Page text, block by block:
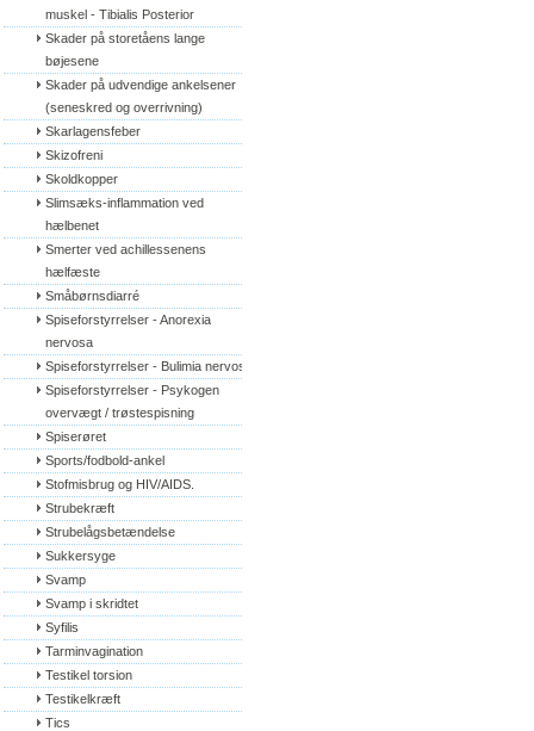
muskel - Tibialis Posterior
Skader på storetåens lange
bøjesene
Skader på udvendige ankelsener
(seneskred og overrivning)
Skarlagensfeber
Skizofreni
Skoldkopper
Slimsæks-inflammation ved
hælbenet
Smerter ved achillessenens
hælfæste
Småbørnsdiarré
Spiseforstyrrelser - Anorexia
nervosa
Spiseforstyrrelser - Bulimia nervosa
Spiseforstyrrelser - Psykogen
overvægt / trøstespisning
Spiserøret
Sports/fodbold-ankel
Stofmisbrug og HIV/AIDS.
Strubekræft
Strubelågsbetændelse
Sukkersyge
Svamp
Svamp i skridtet
Syfilis
Tarminvagination
Testikel torsion
Testikelkræft
Tics